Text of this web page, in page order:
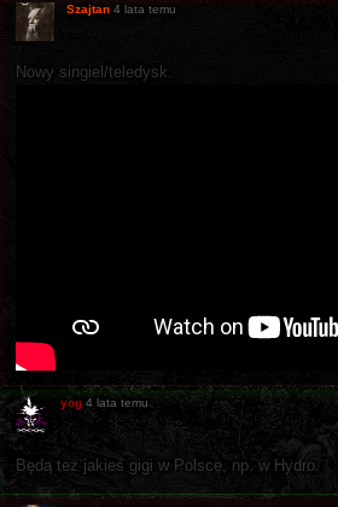
Szajtan 4 lata temu
Nowy singiel/teledysk.
yog 4 lata temu
Będą też jakieś gigi w Polsce, np. w Hydro.